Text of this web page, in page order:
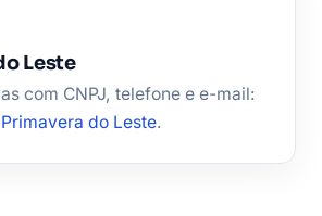
Leste
com CNPJ, telefone e e-mail:
do Leste.